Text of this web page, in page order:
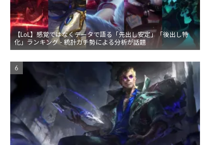
【LoL】感覚ではなくデータで語る「先出し安定」「後出し特
化」ランキング - 統計ガチ勢による分析が話題